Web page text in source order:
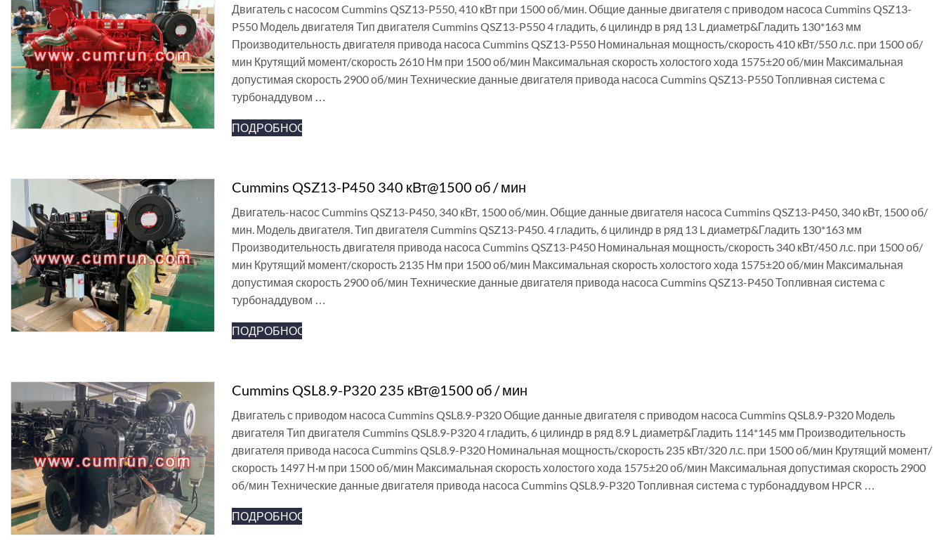
Двигатель с насосом Cummins QSZ13-P550, 410 кВт при 1500 об/мин. Общие данные двигателя с приводом насоса Cummins QSZ13-
P550 Модель двигателя Тип двигателя Cummins QSZ13-P550 4 гладить, 6 цилиндр в ряд 13 L диаметр&Гладить 130*163 мм
Производительность двигателя привода насоса Cummins QSZ13-P550 Номинальная мощность/скорость 410 кВт/550 л.с. при 1500 об/
мин Крутящий момент/скорость 2610 Нм при 1500 об/мин Максимальная скорость холостого хода 1575±20 об/мин Максимальная
допустимая скорость 2900 об/мин Технические данные двигателя привода насоса Cummins QSZ13-P550 Топливная система с
турбонаддувом …
ПОДРОБНОСТИ
Cummins QSZ13-P450 340 кВт@1500 об / мин
Двигатель-насос Cummins QSZ13-P450, 340 кВт, 1500 об/мин. Общие данные двигателя насоса Cummins QSZ13-P450, 340 кВт, 1500 об/
мин. Модель двигателя. Тип двигателя Cummins QSZ13-P450. 4 гладить, 6 цилиндр в ряд 13 L диаметр&Гладить 130*163 мм
Производительность двигателя привода насоса Cummins QSZ13-P450 Номинальная мощность/скорость 340 кВт/450 л.с. при 1500 об/
мин Крутящий момент/скорость 2135 Нм при 1500 об/мин Максимальная скорость холостого хода 1575±20 об/мин Максимальная
допустимая скорость 2900 об/мин Технические данные двигателя привода насоса Cummins QSZ13-P450 Топливная система с
турбонаддувом …
ПОДРОБНОСТИ
Cummins QSL8.9-P320 235 кВт@1500 об / мин
Двигатель с приводом насоса Cummins QSL8.9-P320 Общие данные двигателя с приводом насоса Cummins QSL8.9-P320 Модель
двигателя Тип двигателя Cummins QSL8.9-P320 4 гладить, 6 цилиндр в ряд 8.9 L диаметр&Гладить 114*145 мм Производительность
двигателя привода насоса Cummins QSL8.9-P320 Номинальная мощность/скорость 235 кВт/320 л.с. при 1500 об/мин Крутящий момент/
скорость 1497 Н·м при 1500 об/мин Максимальная скорость холостого хода 1575±20 об/мин Максимальная допустимая скорость 2900
об/мин Технические данные двигателя привода насоса Cummins QSL8.9-P320 Топливная система с турбонаддувом HPCR …
ПОДРОБНОСТИ